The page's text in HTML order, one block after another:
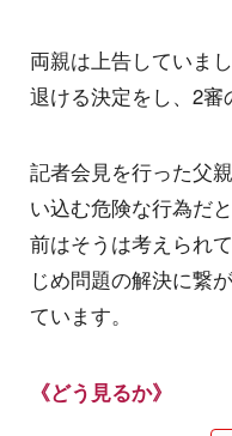
両親は上告していま
退ける決定をし、2審
記者会見を行った父
い込む危険な行為だ
前はそうは考えられ
じめ問題の解決に繋
ています。
《どう見るか》